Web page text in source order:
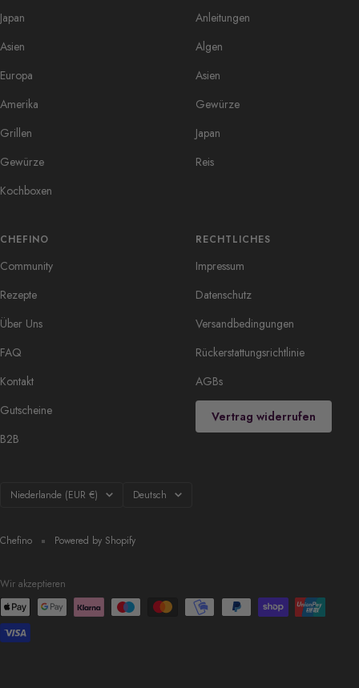
Japan
Asien
Europa
Amerika
Grillen
Gewürze
Kochboxen
Anleitungen
Algen
Asien
Gewürze
Japan
Reis
CHEFINO
Community
Rezepte
Über Uns
FAQ
Kontakt
Gutscheine
B2B
RECHTLICHES
Impressum
Datenschutz
Versandbedingungen
Rückerstattungsrichtlinie
AGBs
Vertrag widerrufen
Land/Region
Niederlande (EUR €) Sprache
Deutsch
Chefino Powered by Shopify
Wir akzeptieren